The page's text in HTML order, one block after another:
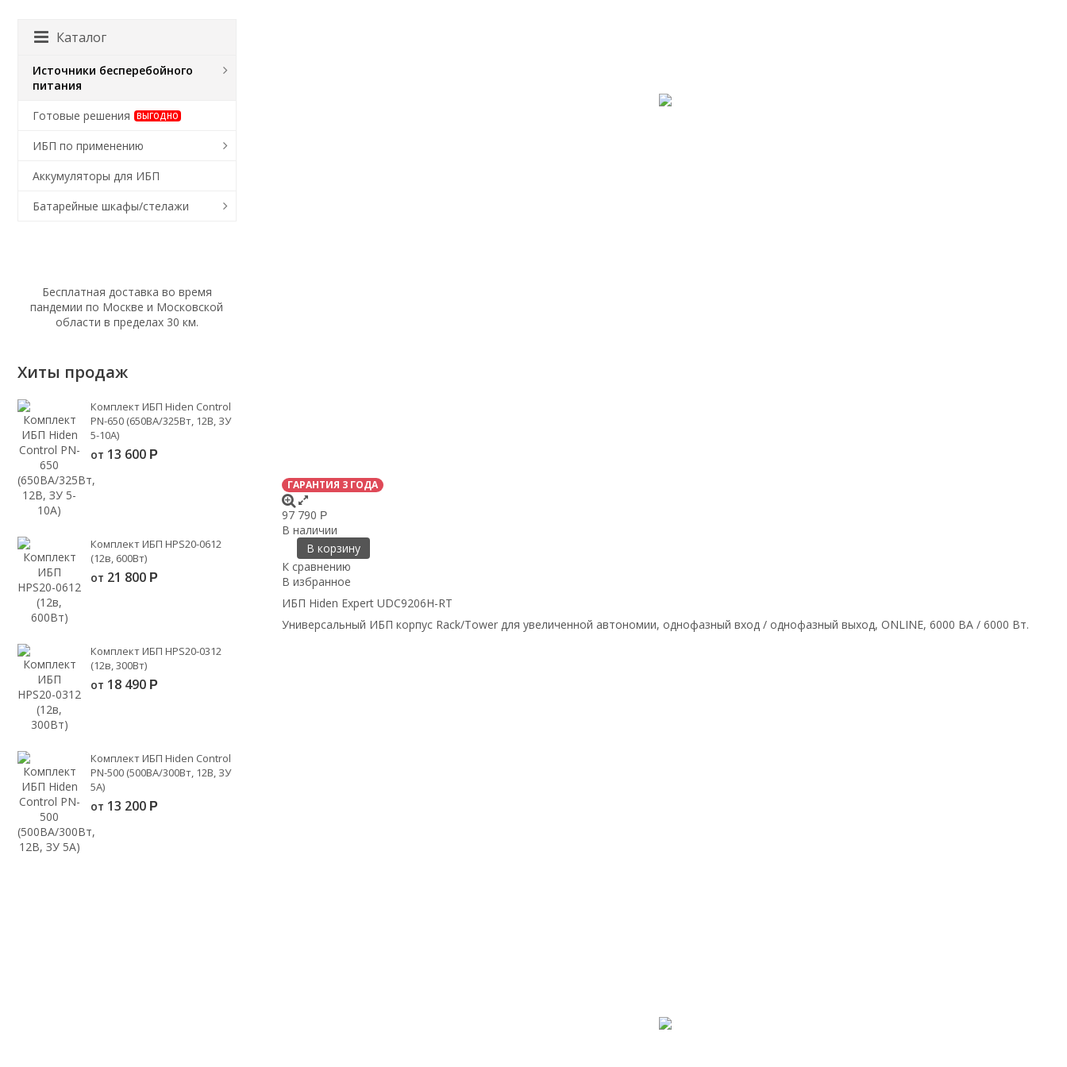
ГАРАНТИЯ 3 ГОДА
97 790 Р
В наличии
В корзину
К сравнению
В избранное
ИБП Hiden Expert UDC9206H-RT
Универсальный ИБП корпус Rack/Tower для увеличенной автономии, однофазный вход / однофазный выход, ONLINE, 6000 ВА / 6000 Вт.
Каталог
Источники бесперебойного
питания
Готовые решения
ВЫГОДНО
ИБП по применению
Аккумуляторы для ИБП
Батарейные шкафы/стелажи
Бесплатная доставка во время
пандемии по Москве и Московской
области в пределах 30 км.
Хиты продаж
Комплект ИБП Hiden Control
PN-650 (650ВА/325Вт, 12В, ЗУ
5-10А)
от 13 600 Р
Комплект ИБП HPS20-0612
(12в, 600Вт)
от 21 800 Р
Комплект ИБП HPS20-0312
(12в, 300Вт)
от 18 490 Р
Комплект ИБП Hiden Control
PN-500 (500ВА/300Вт, 12В, ЗУ
5А)
от 13 200 Р